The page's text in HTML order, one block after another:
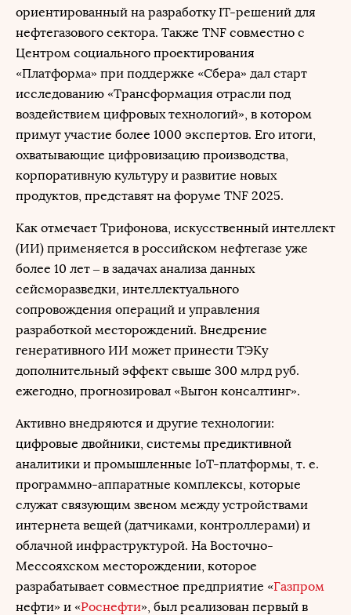
ориентированный на разработку IT-решений для
нефтегазового сектора. Также TNF совместно с
Центром социального проектирования
«Платформа» при поддержке «Сбера» дал старт
исследованию «Трансформация отрасли под
воздействием цифровых технологий», в котором
примут участие более 1000 экспертов. Его итоги,
охватывающие цифровизацию производства,
корпоративную культуру и развитие новых
продуктов, представят на форуме TNF 2025.
Как отмечает Трифонова, искусственный интеллект
(ИИ) применяется в российском нефтегазе уже
более 10 лет – в задачах анализа данных
сейсморазведки, интеллектуального
сопровождения операций и управления
разработкой месторождений. Внедрение
генеративного ИИ может принести ТЭКу
дополнительный эффект свыше 300 млрд руб.
ежегодно, прогнозировал «Выгон консалтинг».
Активно внедряются и другие технологии:
цифровые двойники, системы предиктивной
аналитики и промышленные IoT-платформы, т. е.
программно-аппаратные комплексы, которые
служат связующим звеном между устройствами
интернета вещей (датчиками, контроллерами) и
облачной инфраструктурой. На Восточно-
Мессояхском месторождении, которое
разрабатывает совместное предприятие «Газпром
нефти» и «Роснефти», был реализован первый в